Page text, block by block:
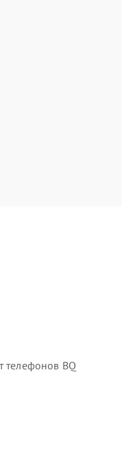
телефонов BQ